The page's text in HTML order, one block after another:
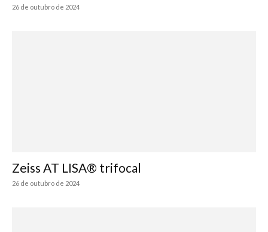
26 de outubro de 2024
Zeiss AT LISA® trifocal
26 de outubro de 2024